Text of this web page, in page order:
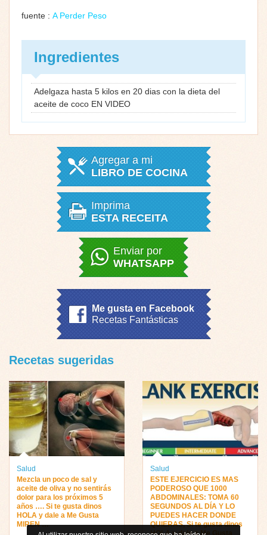
fuente : A Perder Peso
Ingredientes
Adelgaza hasta 5 kilos en 20 dias con la dieta del
aceite de coco EN VIDEO
Agregar a mi
LIBRO DE COCINA
Imprima
ESTA RECEITA
Enviar por
WHATSAPP
Me gusta en Facebook
Recetas Fantásticas
Recetas sugeridas
Salud
Mezcla un poco de sal y
aceite de oliva y no sentirás
dolor para los próximos 5
años …. Si te gusta dinos
HOLA y dale a Me Gusta
MIREN …
Salud
ESTE EJERCICIO ES MAS
PODEROSO QUE 1000
ABDOMINALES: TOMA 60
SEGUNDOS AL DÍA Y LO
PUEDES HACER DONDE
QUIERAS, Si te gusta dinos